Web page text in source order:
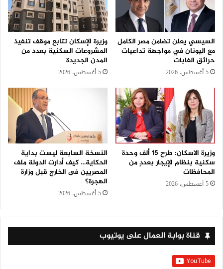
السيسي يعلن تضامن مصر الكامل
مع اليونان في مواجهة تداعيات
حرائق الغابات
5 أغسطس، 2026
وزيرة الإسكان تتابع موقف تنفيذ
المشروعات السكنية بعدد من
المدن الجديدة
5 أغسطس، 2026
وزيرة الاسكان: طرح 15 ألف وحدة
سكنية بنظام الإيجار بعددٍ من
المحافظات
5 أغسطس، 2026
النسخة السابعة ليست بداية
الحكاية… كيف أدارت الدولة ملف
المصريين فى الخارج قبل وزارة
الهجرة؟
5 أغسطس، 2026
قناة بوابة العمال على يوتيوب